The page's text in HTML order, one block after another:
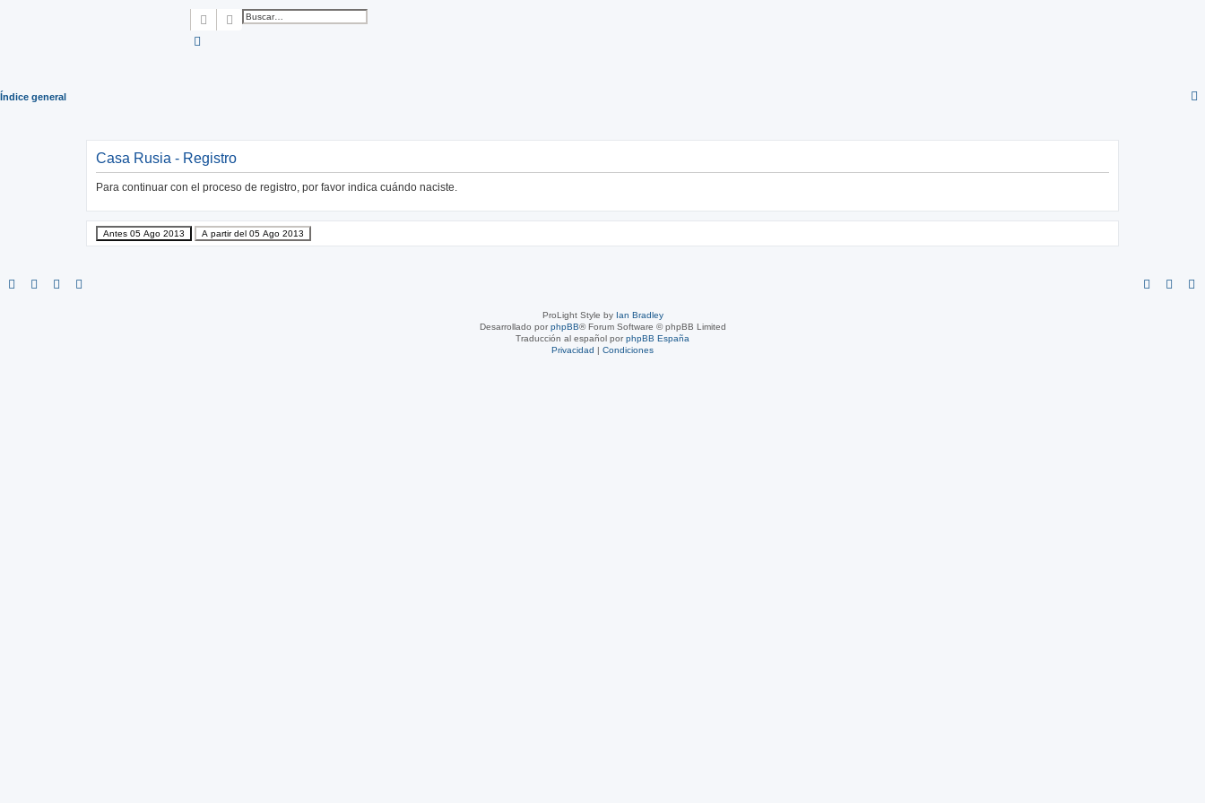
BuscarBúsqueda avanzada
Índice general
Casa Rusia - Registro
Para continuar con el proceso de registro, por favor indica cuándo naciste.
ProLight Style by Ian Bradley
Desarrollado porphpBB® Forum Software © phpBB Limited
Traducción al español porphpBB España
Privacidad | Condiciones